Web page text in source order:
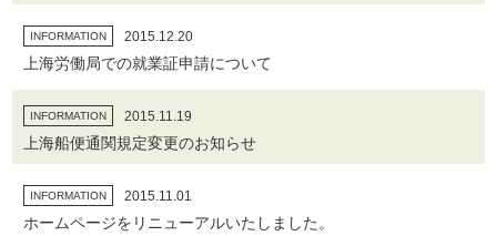
INFORMATION 2015.12.20
上海労働局での就業証申請について
INFORMATION 2015.11.19
上海船便通関規定変更のお知らせ
INFORMATION 2015.11.01
ホームページをリニューアルいたしました。